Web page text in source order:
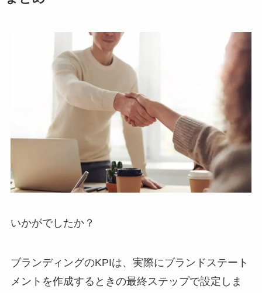
いかがでしたか？
ブランディングのKPIは、実際にブランドステート
メントを作成するときの最終ステップで設定しま